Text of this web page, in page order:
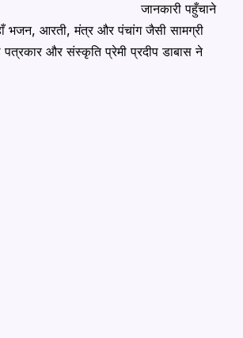
जानकारी पहुँचाने
भजन, आरती, मंत्र और पंचांग जैसी सामग्री
और संस्कृति प्रेमी प्रदीप डाबास ने